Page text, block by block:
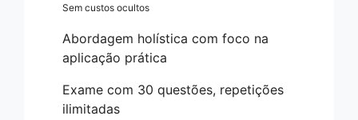
Sem custos ocultos
Abordagem holística com foco na
aplicação prática
Exame com 30 questões, repetições
ilimitadas